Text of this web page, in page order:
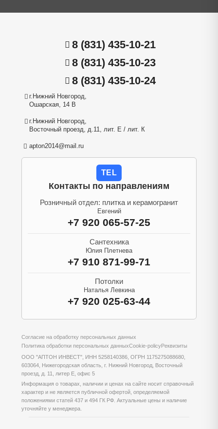
8 (831) 435-10-21
8 (831) 435-10-23
8 (831) 435-10-24
г.Нижний Новгород,
Ошарская, 14 В
г.Нижний Новгород,
Восточный проезд, д.11, лит. Е / лит. К
apton2014@mail.ru
TEL
Контакты по направлениям
Розничный отдел: плитка и керамогранит
Евгений
+7 920 065-57-25
Сантехника
Юлия Плетнева
+7 910 871-99-71
Потолки
Наталья Левкина
+7 920 025-63-44
Согласие на обработку персональных данных
Политика обработки персональных данныхCookie-policyРеквизиты
ООО "АПТОН ИНВЕСТ", ИНН 5258140386, ОГРН 1175275088680,
603064, Нижегородская область, г. Нижний Новгород, Восточный
проезд, д. 11, литер Е, офис 5
Информация о товарах, наличии и ценах на сайте носит справочный
характер и не является публичной офертой, определяемой
положениями статей 437 и 494 ГК РФ. Актуальные цены и наличие
уточняйте у менеджера.